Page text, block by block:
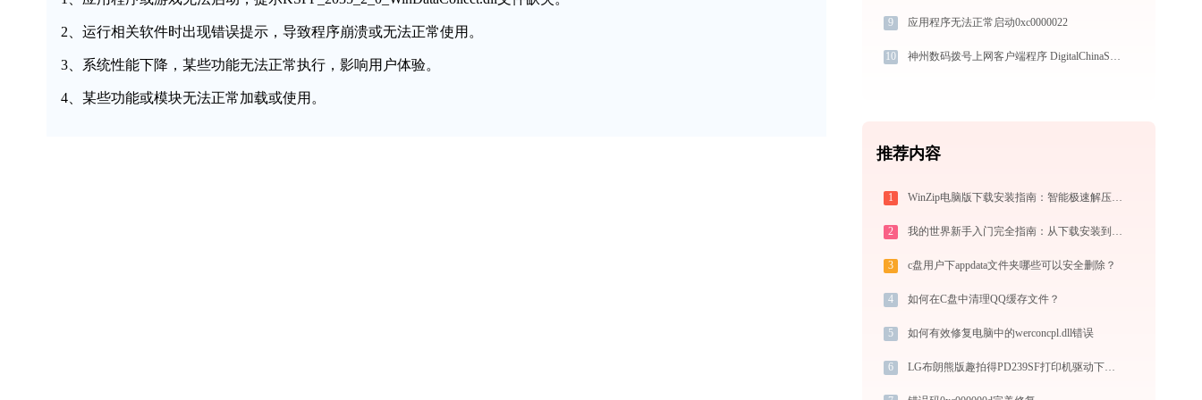
2、运行相关软件时出现错误提示，导致程序崩溃或无法正常使用。
3、系统性能下降，某些功能无法正常执行，影响用户体验。
4、某些功能或模块无法正常加载或使用。
9 应用程序无法正常启动0xc0000022
10 神州数码拨号上网客户端程序 DigitalChinaSupplicant.exe系统错误packet.dll丢失如何解决
推荐内容
1 WinZip电脑版下载安装指南：智能极速解压缩与文件加密安全管控专家
2 我的世界新手入门完全指南：从下载安装到生存第一天，一篇讲透
3 c盘用户下appdata文件夹哪些可以安全删除？
4 如何在C盘中清理QQ缓存文件？
5 如何有效修复电脑中的werconcpl.dll错误
6 LG布朗熊版趣拍得PD239SF打印机驱动下载与安装教程：新手也能轻松搞定